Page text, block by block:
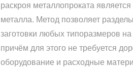
раскроя металлопроката является
металла. Метод позволяет
заготовки любых типоразмеров
причём для этого не требуется
оборудование и расходные